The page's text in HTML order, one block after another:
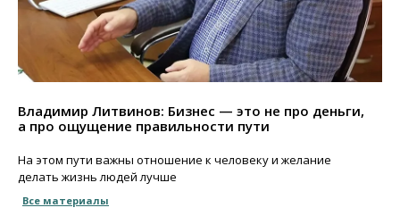
Владимир Литвинов: Бизнес — это не про деньги,
а про ощущение правильности пути
На этом пути важны отношение к человеку и желание
делать жизнь людей лучше
Все материалы